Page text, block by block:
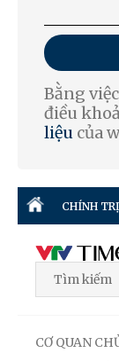
Bằng
điều
liệu của
CHÍNH TRỊ
CƠ QUAN